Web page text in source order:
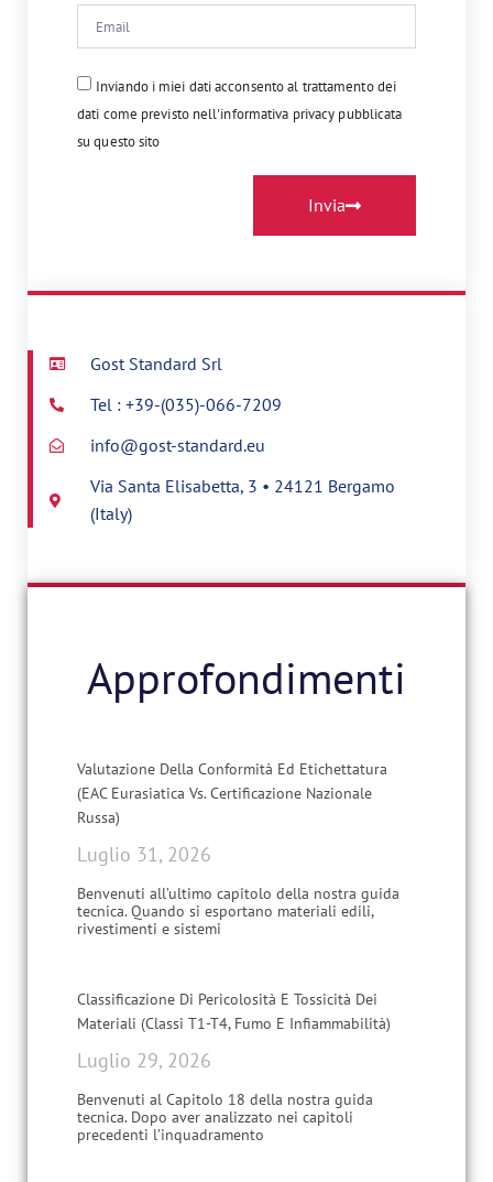
Inviando i miei dati acconsento al trattamento dei
dati come previsto nell'informativa privacy pubblicata
su questo sito
Invia
Gost Standard Srl
Tel : +39-(035)-066-7209
info@gost-standard.eu
Via Santa Elisabetta, 3 • 24121 Bergamo
(Italy)
Approfondimenti
Valutazione Della Conformità Ed Etichettatura
(EAC Eurasiatica Vs. Certificazione Nazionale
Russa)
Luglio 31, 2026
Benvenuti all’ultimo capitolo della nostra guida
tecnica. Quando si esportano materiali edili,
rivestimenti e sistemi
Classificazione Di Pericolosità E Tossicità Dei
Materiali (Classi T1-T4, Fumo E Infiammabilità)
Luglio 29, 2026
Benvenuti al Capitolo 18 della nostra guida
tecnica. Dopo aver analizzato nei capitoli
precedenti l’inquadramento